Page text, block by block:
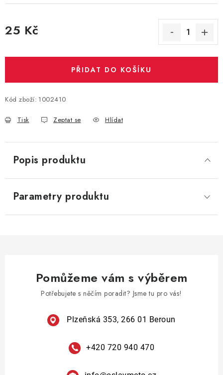
SEZÓNNÍ SVÁTKY
VYSTŘELOVACÍ KONFETY
ORGANZY, STOLOVÉ ŠERPY
25 Kč
PŘIDAT DO KOŠÍKU
Kód zboží: 1002410
Tisk Zeptat se Hlídat
Popis produktu
Parametry produktu
Pomůžeme vám s výběrem
Potřebujete s něčím poradit? Jsme tu pro vás!
Plzeňská 353, 266 01 Beroun
+420 720 940 470